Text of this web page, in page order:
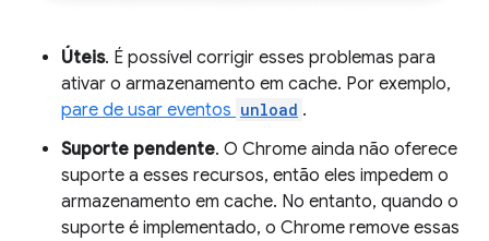
Úteis. É possível corrigir esses problemas para
ativar o armazenamento em cache. Por exemplo,
pare de usar eventos unload .
Suporte pendente. O Chrome ainda não oferece
suporte a esses recursos, então eles impedem o
armazenamento em cache. No entanto, quando o
suporte é implementado, o Chrome remove essas